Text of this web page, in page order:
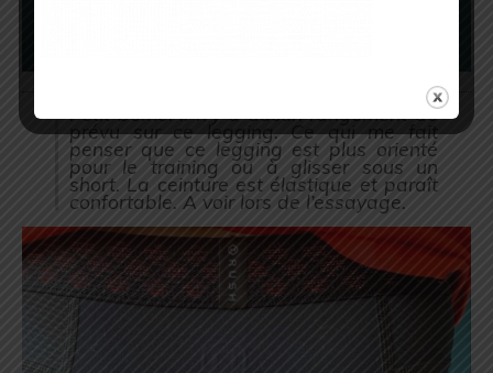
Petit bémol il n’y a aucun rangement de
prévu sur ce legging. Ce qui me fait
penser que ce legging est plus orienté
pour le training ou à glisser sous un
short. La ceinture est élastique et paraît
confortable. A voir lors de l’essayage.